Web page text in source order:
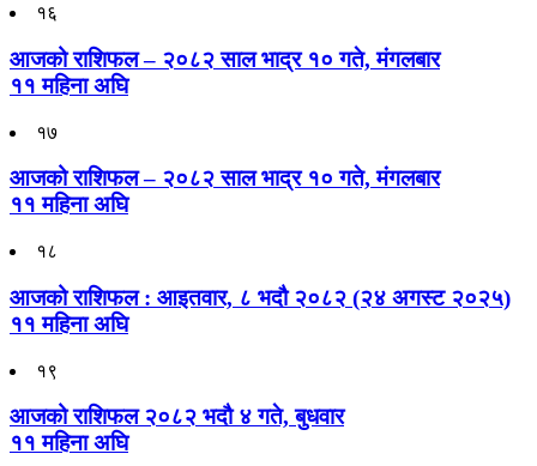
१६
आजको राशिफल – २०८२ साल भाद्र १० गते, मंगलबार
११ महिना अघि
१७
आजको राशिफल – २०८२ साल भाद्र १० गते, मंगलबार
११ महिना अघि
१८
आजको राशिफल : आइतवार, ८ भदौ २०८२ (२४ अगस्ट २०२५)
११ महिना अघि
१९
आजको राशिफल २०८२ भदाै ४ गते, बुधवार
११ महिना अघि